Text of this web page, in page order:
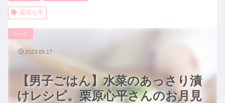
栗原心平
【男子ごはん】水菜のあっさり漬
けレシピ。栗原心平さんのお月見
レシピ
2023.09.17